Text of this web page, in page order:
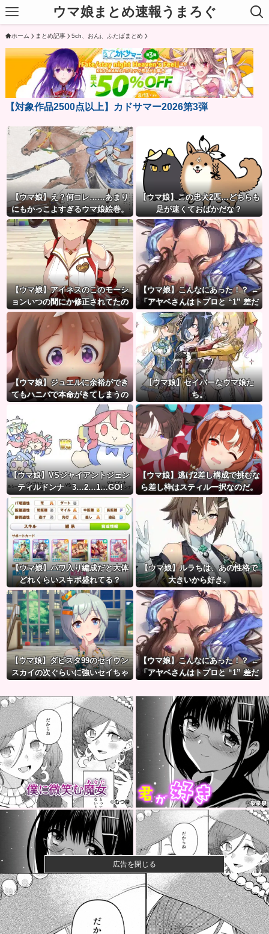
ウマ娘まとめ速報うまろぐ
ホーム まとめ記事 5ch、おんj、ふたばまとめ
【対象作品2500点以上】カドサマー2026第3弾
【ウマ娘】え？何コレ……あまり
にもかっこよすぎるウマ娘絵巻。
【ウマ娘】この忠犬2匹…どちらも
足が速くておばかだな？
【ウマ娘】アイネスのこのモーシ
ョンいつの間にか修正されてたの
か
【ウマ娘】こんなにあった！？ ←
「アヤベさんはトプロと “1” 差だ
ぞ」
【ウマ娘】ジュエルに余裕ができ
てもハニバで本命がきてしまうの
【ウマ娘】セイバーなウマ娘た
ち。
【ウマ娘】VSジャイアントジェン
ティルドンナ 3…2…1…GO!
【ウマ娘】逃げ2差し構成で挑むな
ら差し枠はスティル一択なのだ。
【ウマ娘】パワ入り編成だと大体
どれくらいスキポ盛れてる？
【ウマ娘】ルラちは、あの性格で
大きいから好き。
【ウマ娘】ダビスタ99のセイウン
スカイの次ぐらいに強いセイちゃ
【ウマ娘】こんなにあった！？ ←
「アヤベさんはトプロと “1” 差だ
広告を閉じる